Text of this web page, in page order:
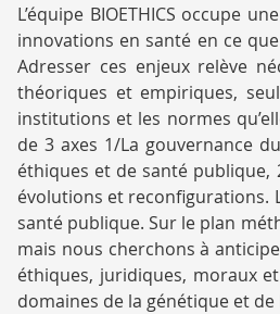
Bioethics
L’équipe BIOETHICS occupe
innovations en santé en ce
Adresser ces enjeux relève
théoriques et empiriques,
institutions et les normes
de 3 axes 1/La gouvernance
éthiques et de santé publique,
évolutions et reconfigurations.
santé publique. Sur le plan
mais nous cherchons à
éthiques, juridiques, moraux
domaines de la génétique et